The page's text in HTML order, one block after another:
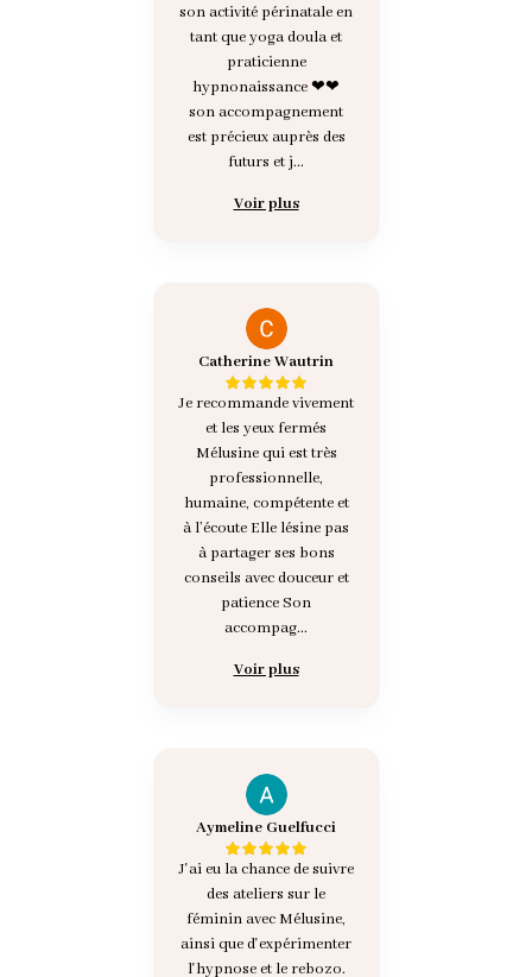
son activité périnatale en
tant que yoga doula et
praticienne
hypnonaissance ❤❤
son accompagnement
est précieux auprès des
futurs et j...
Voir plus
Catherine Wautrin
Je recommande vivement
et les yeux fermés
Mélusine qui est très
professionnelle,
humaine, compétente et
à l’écoute Elle lésine pas
à partager ses bons
conseils avec douceur et
patience Son
accompag...
Voir plus
Aymeline Guelfucci
J'ai eu la chance de suivre
des ateliers sur le
féminin avec Mélusine,
ainsi que d'expérimenter
l'hypnose et le rebozo.